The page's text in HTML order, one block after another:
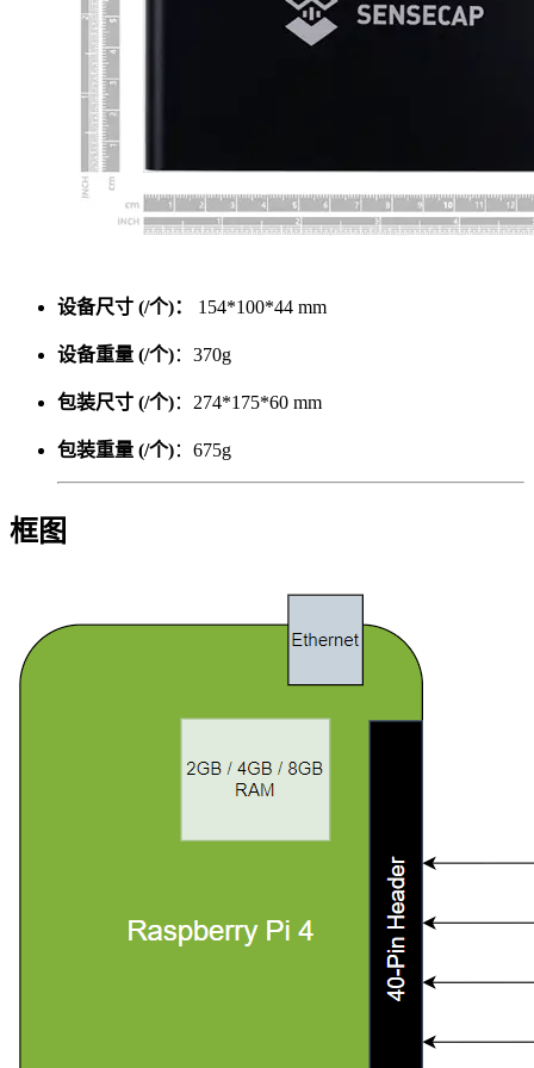
设备尺寸 (/个)： 154*100*44 mm
设备重量 (/个)：370g
包装尺寸 (/个)：274*175*60 mm
包装重量 (/个)：675g
框图